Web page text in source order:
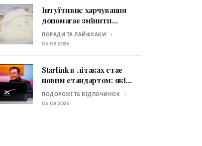
Інтуїтивне харчування
допомагає змінити
ставлення до їжі: які
принципи радять
ПОРАДИ ТА ЛАЙФХАКИ
06.08.2026
Starlink в літаках стає
новим стандартом: які
авіакомпанії вже
пропонують супутниковий
ПОДОРОЖІ ТА ВІДПОЧИНОК
06.08.2026